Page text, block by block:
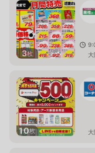
3枚
10枚